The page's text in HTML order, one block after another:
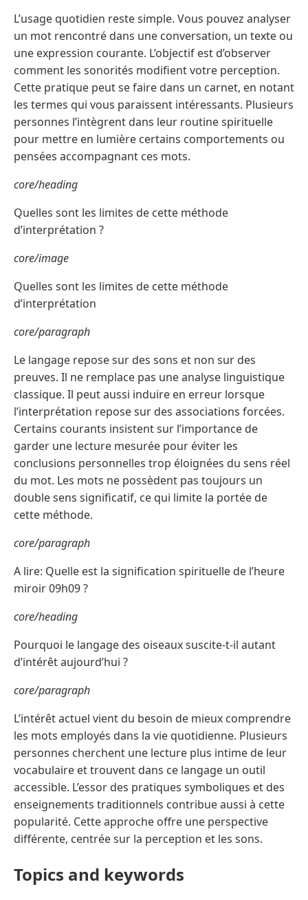
L’usage quotidien reste simple. Vous pouvez analyser
un mot rencontré dans une conversation, un texte ou
une expression courante. L’objectif est d’observer
comment les sonorités modifient votre perception.
Cette pratique peut se faire dans un carnet, en notant
les termes qui vous paraissent intéressants. Plusieurs
personnes l’intègrent dans leur routine spirituelle
pour mettre en lumière certains comportements ou
pensées accompagnant ces mots.
core/heading
Quelles sont les limites de cette méthode
d’interprétation ?
core/image
Quelles sont les limites de cette méthode
d’interprétation
core/paragraph
Le langage repose sur des sons et non sur des
preuves. Il ne remplace pas une analyse linguistique
classique. Il peut aussi induire en erreur lorsque
l’interprétation repose sur des associations forcées.
Certains courants insistent sur l’importance de
garder une lecture mesurée pour éviter les
conclusions personnelles trop éloignées du sens réel
du mot. Les mots ne possèdent pas toujours un
double sens significatif, ce qui limite la portée de
cette méthode.
core/paragraph
A lire: Quelle est la signification spirituelle de l’heure
miroir 09h09 ?
core/heading
Pourquoi le langage des oiseaux suscite-t-il autant
d’intérêt aujourd’hui ?
core/paragraph
L’intérêt actuel vient du besoin de mieux comprendre
les mots employés dans la vie quotidienne. Plusieurs
personnes cherchent une lecture plus intime de leur
vocabulaire et trouvent dans ce langage un outil
accessible. L’essor des pratiques symboliques et des
enseignements traditionnels contribue aussi à cette
popularité. Cette approche offre une perspective
différente, centrée sur la perception et les sons.
Topics and keywords